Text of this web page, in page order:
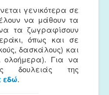
γενικότερα σε
να μάθουν τα
τα ζωγραφίσουν
όπως και σε
δασκάλους) και
ολοήμερα). Για να
δουλειάς της
εδώ.